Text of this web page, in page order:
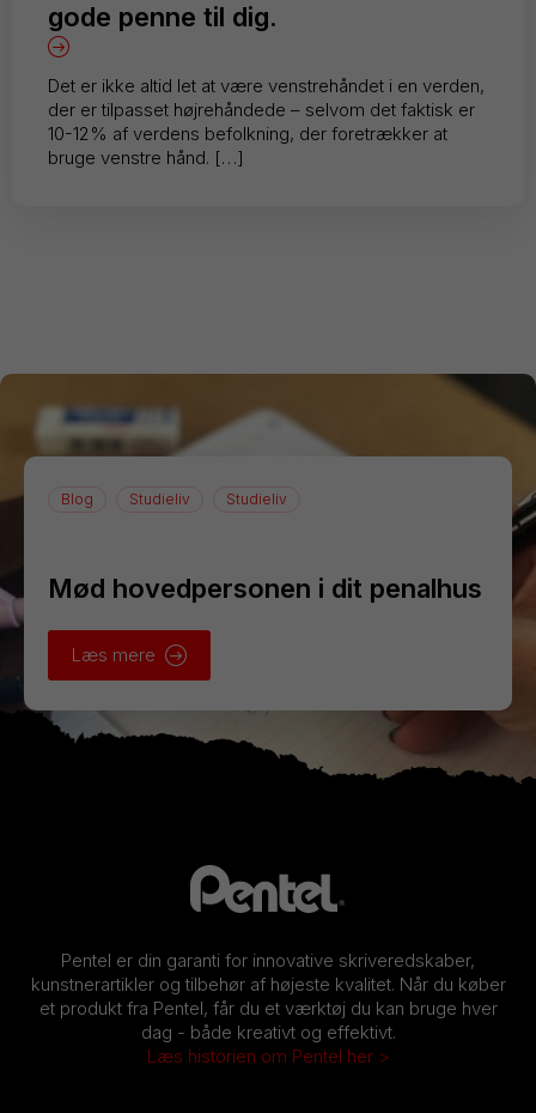
gode penne til dig.
Det er ikke altid let at være venstrehåndet i en verden,
der er tilpasset højrehåndede – selvom det faktisk er
10-12% af verdens befolkning, der foretrækker at
bruge venstre hånd. […]
Blog Studieliv Studieliv
Mød hovedpersonen i dit penalhus
Læs mere
Pentel er din garanti for innovative skriveredskaber,
kunstnerartikler og tilbehør af højeste kvalitet. Når du køber
et produkt fra Pentel, får du et værktøj du kan bruge hver
dag - både kreativt og effektivt.
Læs historien om Pentel her >